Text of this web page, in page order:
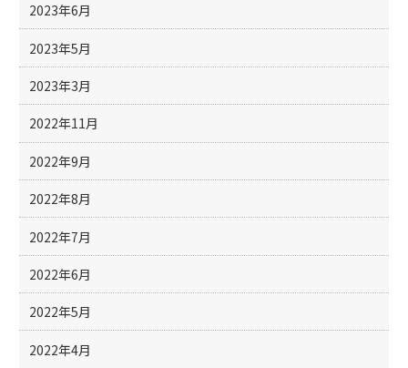
2023年6月
2023年5月
2023年3月
2022年11月
2022年9月
2022年8月
2022年7月
2022年6月
2022年5月
2022年4月